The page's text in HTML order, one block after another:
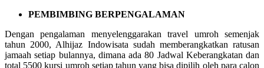
PEMBIMBING BERPENGALAMAN
Dengan pengalaman menyelenggarakan travel umroh semenjak
tahun 2000, Alhijaz Indowisata sudah memberangkatkan ratusan
jamaah setiap bulannya, dimana ada 80 Jadwal Keberangkatan dan
total 5500 kursi umroh setiap tahun yang bisa dipilih oleh para calon